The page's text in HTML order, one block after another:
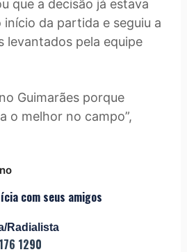
que a decisão já estava
da partida e seguiu a
levantados pela equipe
Guimarães porque
o melhor no campo”,
com seus amigos
Radialista
1290